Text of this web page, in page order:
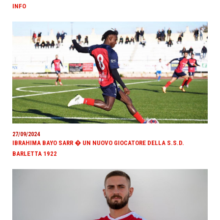
INFO
27/09/2024
IBRAHIMA BAYO SARR � UN NUOVO GIOCATORE DELLA S.S.D.
BARLETTA 1922